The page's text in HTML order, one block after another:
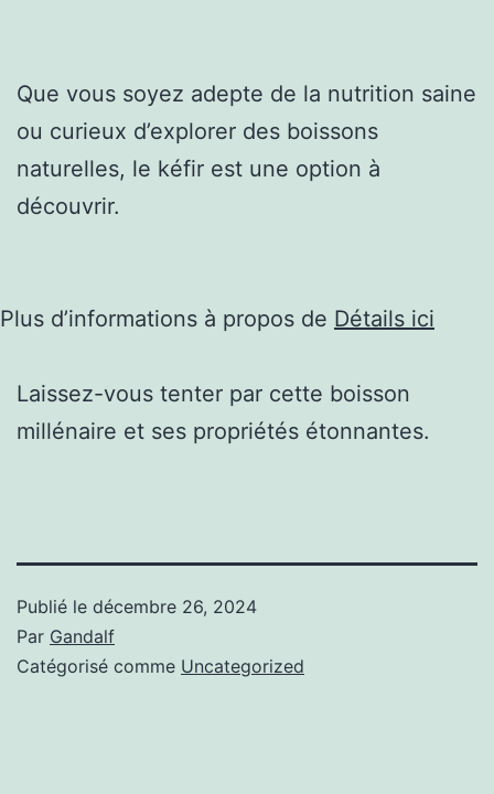
Que vous soyez adepte de la nutrition saine
ou curieux d’explorer des boissons
naturelles, le kéfir est une option à
découvrir.
Plus d’informations à propos de Détails ici
Laissez-vous tenter par cette boisson
millénaire et ses propriétés étonnantes.
Publié le décembre 26, 2024
Par Gandalf
Catégorisé comme Uncategorized